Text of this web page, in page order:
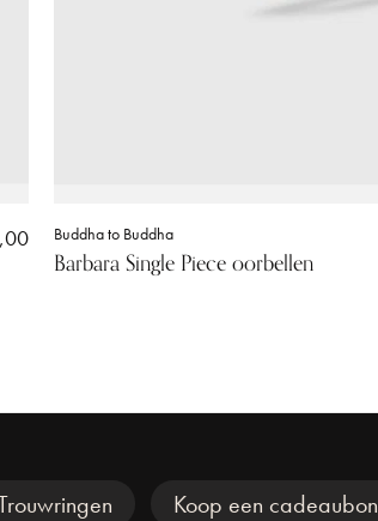
Buddha to Buddha
Barbara Single Piece oorbellen
Koop een cadeaubon